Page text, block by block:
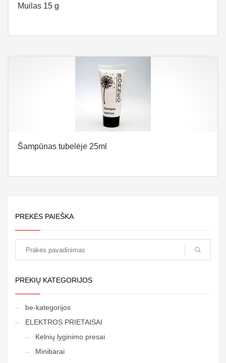
Muilas 15 g
Šampūnas tubelėje 25ml
PREKĖS PAIEŠKA
PREKIŲ KATEGORIJOS
be-kategorijos
ELEKTROS PRIETAISAI
Kelnių lyginimo presai
Minibarai